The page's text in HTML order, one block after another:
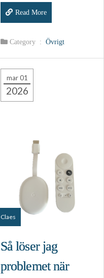
Read More
Category : Övrigt
mar 01
2026
Claes
Så löser jag
problemet när